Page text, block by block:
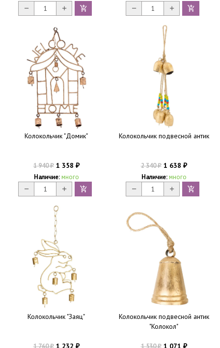
Колокольчик "Домик"
1 940₽1 358 ₽
Наличие: много
Колокольчик подвесной антик
2 340₽1 638 ₽
Наличие: много
Колокольчик "Заяц"
1 760₽1 232 ₽
Колокольчик подвесной антик
"Колокол"
1 530₽1 071 ₽